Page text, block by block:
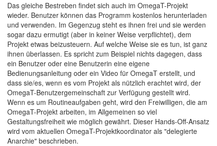
Das gleiche Bestreben findet sich auch im OmegaT-Projekt
wieder. Benutzer können das Programm kostenlos herunterladen
und verwenden. Im Gegenzug steht es ihnen frei und sie werden
sogar dazu ermutigt (aber in keiner Weise verpflichtet), dem
Projekt etwas beizusteuern. Auf welche Weise sie es tun, ist ganz
ihnen überlassen. Es spricht zum Beispiel nichts dagegen, dass
ein Benutzer oder eine Benutzerin eine eigene
Bedienungsanleitung oder ein Video für OmegaT erstellt, und
dass sie/es, wenn es vom Projekt als nützlich erachtet wird, der
OmegaT-Benutzergemeinschaft zur Verfügung gestellt wird.
Wenn es um Routineaufgaben geht, wird den Freiwilligen, die am
OmegaT-Projekt arbeiten, im Allgemeinen so viel
Gestaltungsfreiheit wie möglich gewährt. Dieser Hands-Off-Ansatz
wird vom aktuellen OmegaT-Projektkoordinator als "delegierte
Anarchie" beschrieben.